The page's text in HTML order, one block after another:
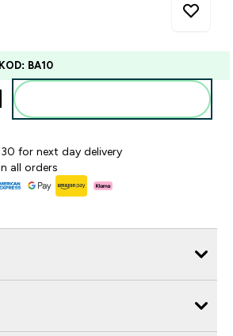
BA10
for next day delivery
all orders